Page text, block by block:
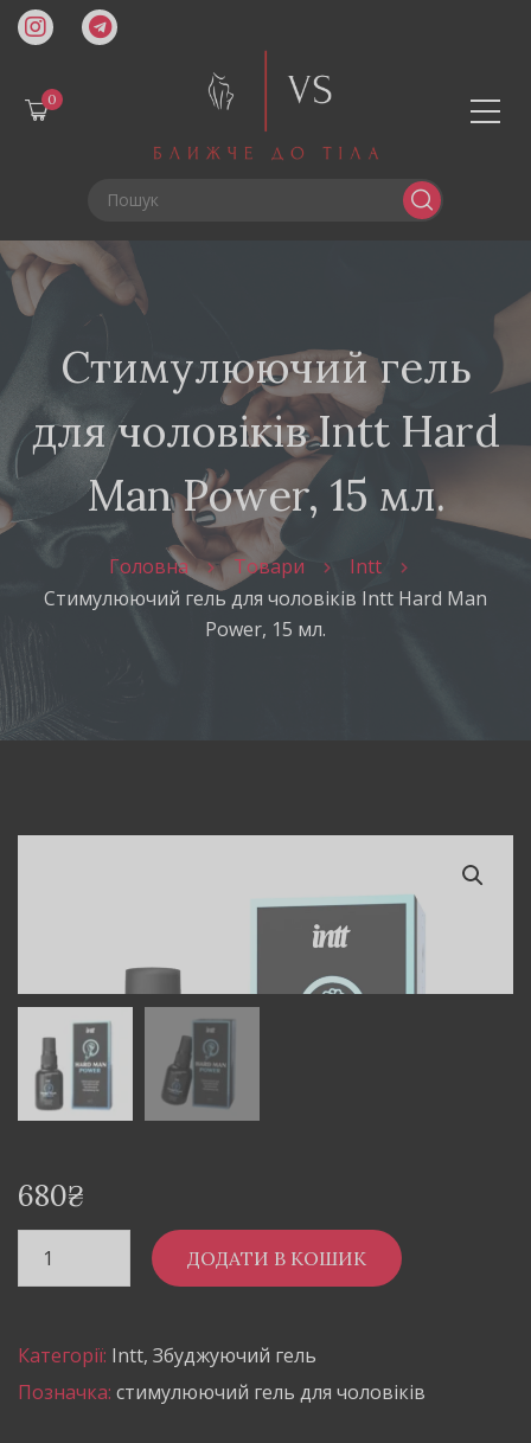
0
Стимулюючий гель
для чоловіків Intt Hard
Man Power, 15 мл.
Головна Товари
Intt
Стимулюючий гель для чоловіків Intt Hard Man
Power, 15 мл.
680₴
ДОДАТИ В КОШИК
Категорії: Intt, Збуджуючий гель
Позначка: стимулюючий гель для чоловіків